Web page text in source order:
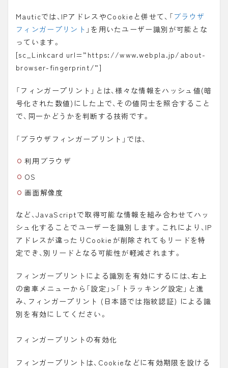
Mauticでは、IPアドレスやCookieと併せて、「 ブラウザ
フィンガープリント 」を用いたユーザー識別が可能とな
っています。
[sc_Linkcard url=”https://www.webpla.jp/about-
browser-fingerprint/”]
「 フィンガープリント 」とは、様々な情報をハッシュ値(暗
号化された数値)にした上で、その値同士を照合すること
で、同一かどうかを判断する技術です。
「 ブラウザフィンガープリント 」では、
利用ブラウザ
OS
画面解像度
など、JavaScriptで取得可能な情報を組み合わせてハッ
シュ化することでユーザーを識別します。これにより、IP
アドレスが違ったりCookieが削除されてもリードを特
定でき、別リードとなる可能性が軽減されます。
フィンガープリントによる識別を有効にするには、右上
の歯車メニューから「設定」>「トラッキング設定」と進
み、フィンガープリント (日本語では指紋認証) による識
別を有効にしてください。
フィンガープリントの有効化
フィンガープリントは、Cookieなどに有効期限を設ける